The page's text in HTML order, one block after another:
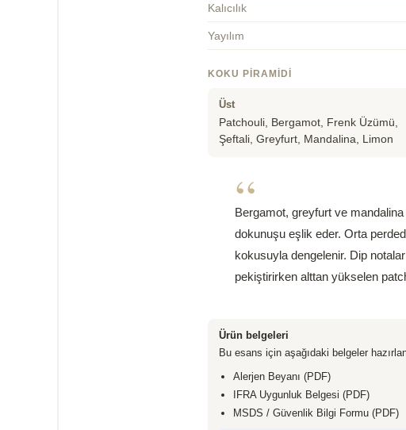
Kalıcılık
Yayılım
KOKU PIRAMIDI
Üst
Patchouli, Bergamot, Frenk Üzümü,
Şeftali, Greyfurt, Mandalina, Limon
“
Bergamot, greyfurt ve
dokunuşu eşlik eder. Orta
kokusuyla dengelenir. Dip
pekiştirirken alttan yükselen
Ürün belgeleri
Bu esans için aşağıdaki belgeler
Alerjen Beyanı (PDF)
IFRA Uygunluk Belgesi (PDF)
MSDS / Güvenlik Bilgi Formu (PDF)